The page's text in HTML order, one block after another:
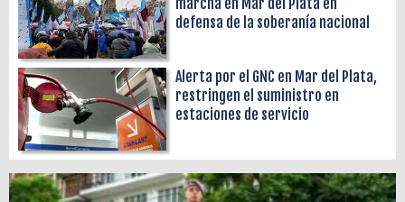
defensa de la soberanía nacional
Alerta por el GNC en Mar del Plata,
restringen el suministro en
estaciones de servicio